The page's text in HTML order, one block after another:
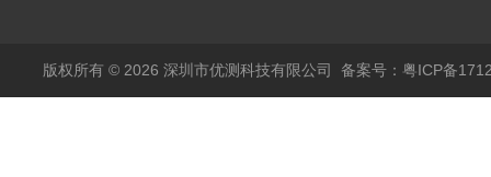
版权所有 © 2026 深圳市优测科技有限公司 备案号：粤ICP备